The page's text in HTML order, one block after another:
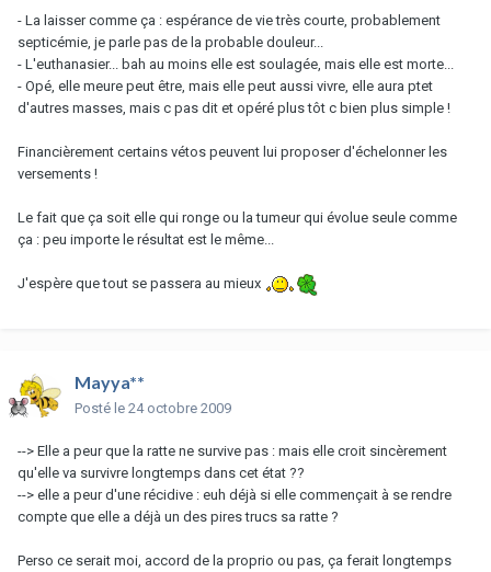
- La laisser comme ça : espérance de vie très courte, probablement
septicémie, je parle pas de la probable douleur...
- L'euthanasier... bah au moins elle est soulagée, mais elle est morte...
- Opé, elle meure peut être, mais elle peut aussi vivre, elle aura ptet
d'autres masses, mais c pas dit et opéré plus tôt c bien plus simple !
Financièrement certains vétos peuvent lui proposer d'échelonner les
versements !
Le fait que ça soit elle qui ronge ou la tumeur qui évolue seule comme
ça : peu importe le résultat est le même...
J'espère que tout se passera au mieux
Mayya**
Posté le 24 octobre 2009
--> Elle a peur que la ratte ne survive pas : mais elle croit sincèrement
qu'elle va survivre longtemps dans cet état ??
--> elle a peur d'une récidive : euh déjà si elle commençait à se rendre
compte que elle a déjà un des pires trucs sa ratte ?
Perso ce serait moi, accord de la proprio ou pas, ça ferait longtemps